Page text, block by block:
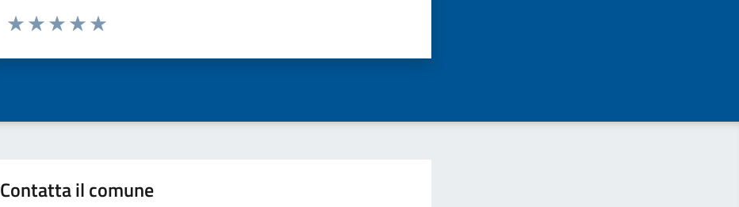
Valuta da 1 a 5 stelle la pagina
Contatta il comune